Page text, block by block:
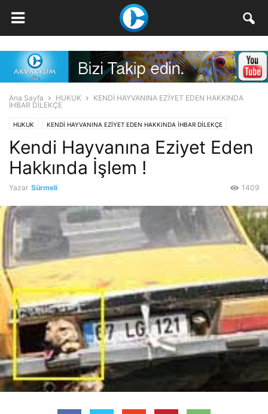
Ana Sayfa HUKUK
KENDİ HAYVANINA EZİYET EDEN HAKKINDA
İHBAR DİLEKÇE
HUKUK KENDİ HAYVANINA EZİYET EDEN HAKKINDA İHBAR DİLEKÇE
Kendi Hayvanına Eziyet Eden
Hakkında İşlem !
Yazar Sürmeli 1409